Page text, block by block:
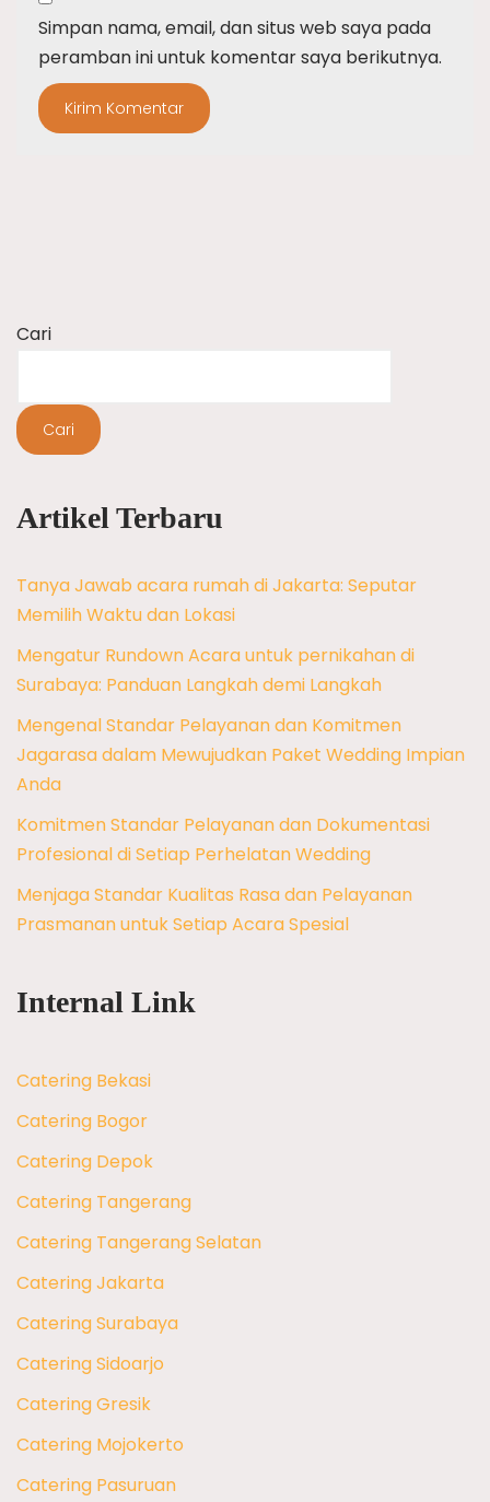
Simpan nama, email, dan situs web saya pada
peramban ini untuk komentar saya berikutnya.
Cari
Cari
Artikel Terbaru
Tanya Jawab acara rumah di Jakarta: Seputar
Memilih Waktu dan Lokasi
Mengatur Rundown Acara untuk pernikahan di
Surabaya: Panduan Langkah demi Langkah
Mengenal Standar Pelayanan dan Komitmen
Jagarasa dalam Mewujudkan Paket Wedding Impian
Anda
Komitmen Standar Pelayanan dan Dokumentasi
Profesional di Setiap Perhelatan Wedding
Menjaga Standar Kualitas Rasa dan Pelayanan
Prasmanan untuk Setiap Acara Spesial
Internal Link
Catering Bekasi
Catering Bogor
Catering Depok
Catering Tangerang
Catering Tangerang Selatan
Catering Jakarta
Catering Surabaya
Catering Sidoarjo
Catering Gresik
Catering Mojokerto
Catering Pasuruan